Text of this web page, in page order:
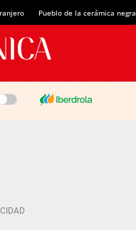
Pueblo de la cerámica negra